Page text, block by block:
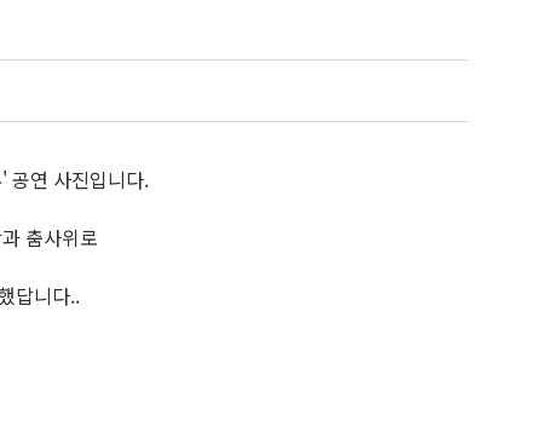
공연 사진입니다.
춤사위로
답니다..